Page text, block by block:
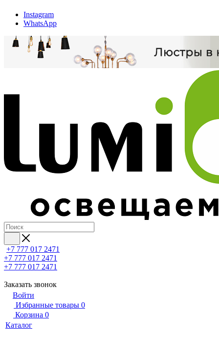
Instagram
WhatsApp
+7 777 017 2471
+7 777 017 2471
+7 777 017 2471
Заказать звонок
Войти
Избранные товары 0
Корзина 0
Каталог